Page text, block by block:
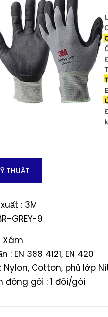
THUẬT
: 3M
GREY-9
Xám
: EN 388 4121, EN 420
Nylon, Cotton, phủ lớp
đóng gói : 1 đôi/gói